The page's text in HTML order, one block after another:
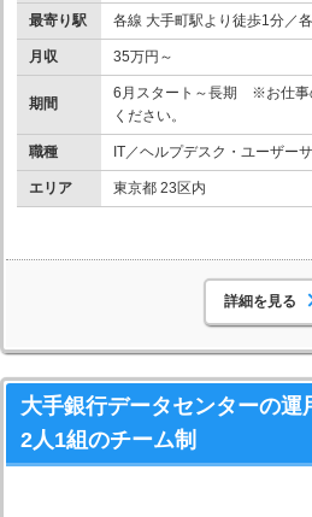
最寄り駅 各線 大手町駅より徒歩1分／
月収 35万円～
期間
6月スタート～長期 ※お仕事
ください。
職種 IT／ヘルプデスク・ユーザー
エリア 東京都 23区内
詳細を見る
大手銀行データセンターの運
2人1組のチーム制